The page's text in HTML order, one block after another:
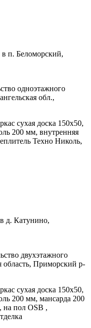
п. Беломорский,
одноэтажного
обл.,
сухая доска 150х50,
200 мм, внутренняя
Техно Николь,
д. Катунино,
двухэтажного
область, Приморский р-
сухая доска 150х50,
200 мм, мансарда 200
на пол OSB ,